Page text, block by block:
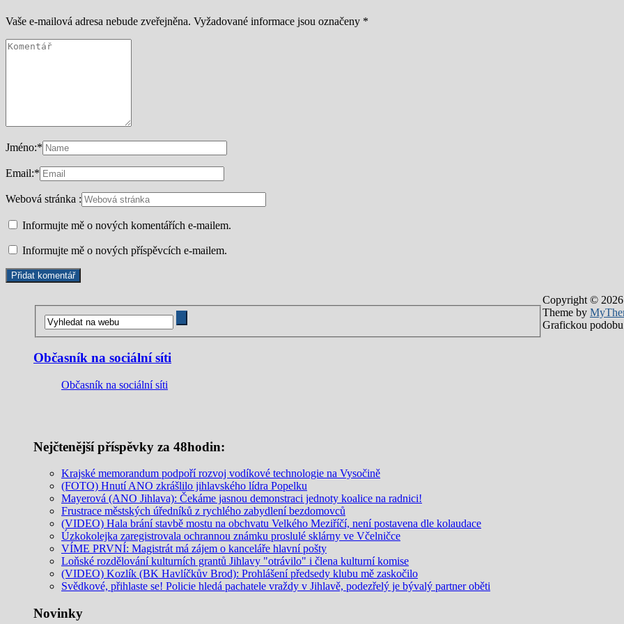
Vaše e-mailová adresa nebude zveřejněna. Vyžadované informace jsou označeny *
Jméno:*
Email:*
Webová stránka :
Informujte mě o nových komentářích e-mailem.
Informujte mě o nových příspěvcích e-mailem.
Občasník na sociální síti
Občasník na sociální síti
Nejčtenější příspěvky za 48hodin:
Krajské memorandum podpoří rozvoj vodíkové technologie na Vysočině
(FOTO) Hnutí ANO zkrášlilo jihlavského lídra Popelku
Mayerová (ANO Jihlava): Čekáme jasnou demonstraci jednoty koalice na radnici!
Frustrace městských úředníků z rychlého zabydlení bezdomovců
(VIDEO) Hala brání stavbě mostu na obchvatu Velkého Meziříčí, není postavena dle kolaudace
Úzkokolejka zaregistrovala ochrannou známku proslulé sklárny ve Včelničce
VÍME PRVNÍ: Magistrát má zájem o kanceláře hlavní pošty
Loňské rozdělování kulturních grantů Jihlavy "otrávilo" i člena kulturní komise
(VIDEO) Kozlík (BK Havlíčkův Brod): Prohlášení předsedy klubu mě zaskočilo
Svědkové, přihlaste se! Policie hledá pachatele vraždy v Jihlavě, podezřelý je bývalý partner oběti
Novinky
Copyright ©
Theme by
Grafickou